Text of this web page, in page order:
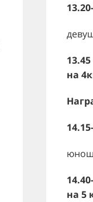
на
14.40-
на 5